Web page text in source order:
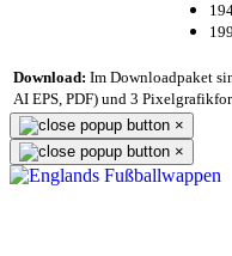
Download: Im Downloadpaket
AI EPS, PDF) und 3
×
×